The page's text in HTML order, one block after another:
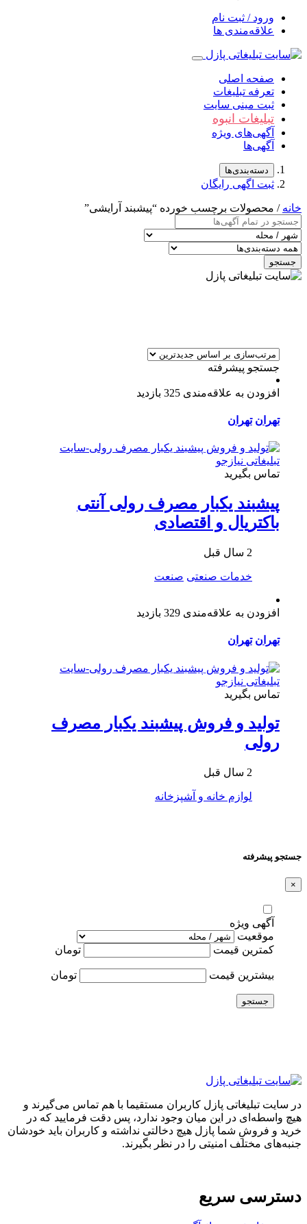
ورود / ثبت نام
علاقه‌مندی ها
صفحه اصلی
تعرفه تبلیغات
ثبت مینی سایت
تبلیغات انبوه
آگهی‌های ویژه
آگهی‌ها
دسته‌بندی‌ها
ثبت اگهی رایگان
خانه / محصولات برچسب خورده “پیشبند آرایشی”
جستجو
جستجو پیشرفته
افزودن به علاقه‌مندی 325 بازدید
تهران تهران
تماس بگیرید
پیشبند یکبار مصرف رولی آنتی
باکتریال و اقتصادی
2 سال قبل
خدمات صنعتی صنعت
افزودن به علاقه‌مندی 329 بازدید
تهران تهران
تماس بگیرید
تولید و فروش پیشبند یکبار مصرف
رولی
2 سال قبل
لوازم خانه و آشپزخانه
جستجو پیشرفته
×
آگهی ویژه
موقعیت
کمترین قیمت
تومان
بیشترین قیمت تومان
جستجو
در سایت تبلیغاتی پازل کاربران مستقیما با هم تماس می‌گیرند و
هیچ واسطه‌ای در این میان وجود ندارد، پس دقت فرمایید که در
خرید و فروشِ شما پازل هیچ دخالتی نداشته و کاربران باید خودشان
جنبه‌های مختلف امنیتی را در نظر بگیرند.
دسترسی سریع